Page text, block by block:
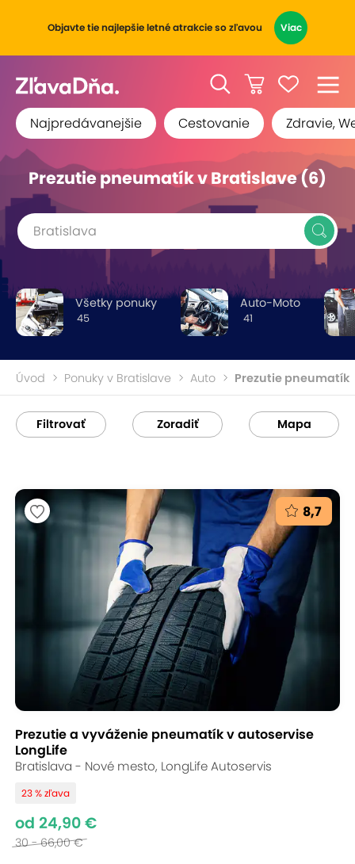
Objavte tie najlepšie letné atrakcie so zľavou Viac
Najpredávanejšie Cestovanie Zdravie,
Prezutie pneumatík v Bratislave (6)
Bratislava
45
Všetky ponuky
41
Auto-Moto
Úvod Ponuky v Bratislave Auto Prezutie pneumatík
Filtrovať Zoradiť Mapa
8,7
Prezutie a vyváženie pneumatík v autoservise
LongLife
Bratislava - Nové mesto, LongLife Autoservis
23 % zľava
od 24,90 €
30 - 66,00 €